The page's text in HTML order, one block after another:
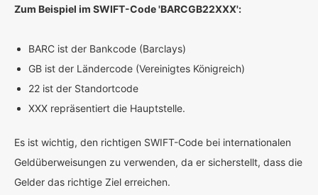
Zum Beispiel im SWIFT-Code 'BARCGB22XXX':
BARC ist der Bankcode (Barclays)
GB ist der Ländercode (Vereinigtes Königreich)
22 ist der Standortcode
XXX repräsentiert die Hauptstelle.
Es ist wichtig, den richtigen SWIFT-Code bei internationalen
Geldüberweisungen zu verwenden, da er sicherstellt, dass die
Gelder das richtige Ziel erreichen.